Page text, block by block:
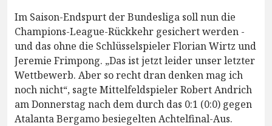
Im Saison-Endspurt der Bundesliga soll nun die
Champions-League-Rückkehr gesichert werden -
und das ohne die Schlüsselspieler Florian Wirtz und
Jeremie Frimpong. „Das ist jetzt leider unser letzter
Wettbewerb. Aber so recht dran denken mag ich
noch nicht“, sagte Mittelfeldspieler Robert Andrich
am Donnerstag nach dem durch das 0:1 (0:0) gegen
Atalanta Bergamo besiegelten Achtelfinal-Aus.